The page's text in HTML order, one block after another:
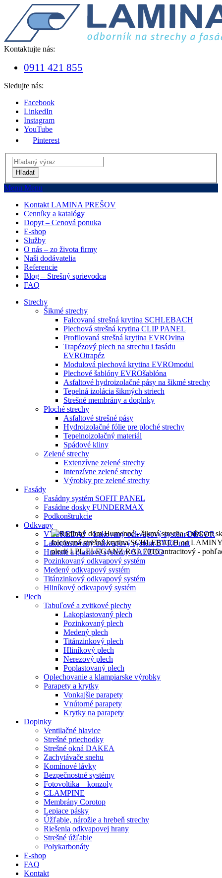
Kontaktujte nás:
0911 421 855
Sledujte nás:
Facebook
LinkedIn
Instagram
YouTube
Pinterest
Hľadať
Menu Menu
Kontakt LAMINA PREŠOV
Cenníky a katalógy
Dopyt – Cenová ponuka
E-shop
Služby
O nás – zo života firmy
Naši dodávatelia
Referencie
Blog – Strešný sprievodca
FAQ
Strechy
Šikmé strechy
Falcovaná strešná krytina SCHLEBACH
Plechová strešná krytina CLIP PANEL
Profilovaná strešná krytina EVROvlna
Trapézový plech na strechu i fasádu
EVROtrapéz
Modulová plechová krytina EVROmodul
Plechové šablóny EVROšablóna
Asfaltové hydroizolačné pásy na šikmé strechy
Tepelná izolácia šikmých striech
Strešné membrány a doplnky
Ploché strechy
Asfaltové strešné pásy
Hydroizolačné fólie pre ploché strechy
Tepelnoizolačný materiál
Spádové kliny
Zelené strechy
Extenzívne zelené strechy
Intenzívne zelené strechy
Výrobky pre zelené strechy
Fasády
Fasádny systém SOFIT PANEL
Fasádne dosky FUNDERMAX
Podkonštrukcie
Odkvapy
VÝPREDAJ – Lakovaný odkvapový systém DECOR
Lakoplastovaný odkvapový systém EVROmat
Hranaté a plastové systémy GALECO
Pozinkovaný odkvapový systém
Medený odkvapový systém
Titánzinkový odkvapový systém
Hliníkový odkvapový systém
Plech
Tabuľové a zvitkové plechy
Lakoplastovaný plech
Pozinkovaný plech
Medený plech
Titánzinkový plech
Hliníkový plech
Nerezový plech
Poplastovaný plech
Oplechovanie a klampiarske výrobky
Parapety a krytky
Vonkajšie parapety
Vnútorné parapety
Krytky na parapety
Doplnky
Ventilačné hlavice
Strešné priechodky
Strešné okná DAKEA
Zachytávače snehu
Komínové lávky
Bezpečnostné systémy
Fotovoltika – konzoly
CLAMPINE
Membrány Corotop
Lepiace pásky
Úžľabie, nárožie a hrebeň strechy
Riešenia odkvapovej hrany
Strešné úžľabie
Polykarbonáty
E-shop
FAQ
Kontakt